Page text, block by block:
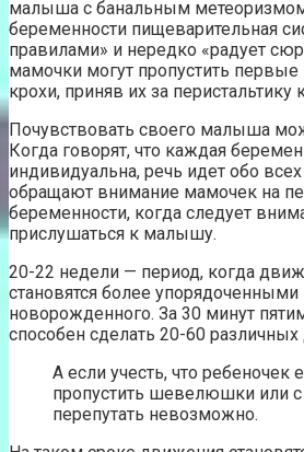
малыша с банальным
беременности пищеварительная
правилами» и нередко «радует
мамочки могут пропустить
крохи, приняв их за перистальтику
Почувствовать своего малыша
Когда говорят, что каждая
индивидуальна, речь идет обо
обращают внимание мамочек на
беременности, когда следует
прислушаться к малышу.
20-22 недели — период, когда
становятся более
новорожденного. За 30 минут
способен сделать 20-60
А если учесть, что ребеночек
пропустить шевелюшки или
перепутать невозможно.